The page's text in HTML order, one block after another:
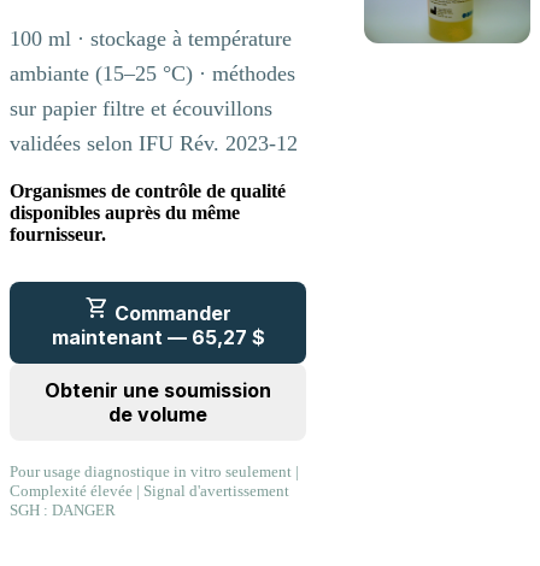
100 ml · stockage à température
ambiante (15–25 °C) · méthodes
sur papier filtre et écouvillons
validées selon IFU Rév. 2023-12
Organismes de contrôle de qualité
disponibles auprès du même
fournisseur.
shopping_cart
maintenant — 65,27 $
Obtenir une soumission
de volume
Pour usage diagnostique in vitro seulement |
Complexité élevée | Signal d'avertissement
SGH : DANGER